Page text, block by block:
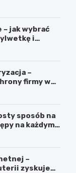
jak wybrać
i
–
firmy w
sposób na
na każdym
–
zyskuje